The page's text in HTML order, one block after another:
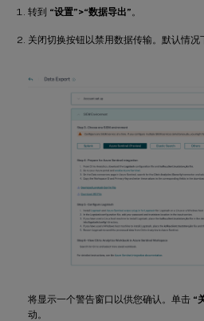
转到 “设置”>“数据导出” 。
关闭切换按钮以禁用数据传输。默认情况
将显示一个警告窗口以供您确认。单击 “
动。